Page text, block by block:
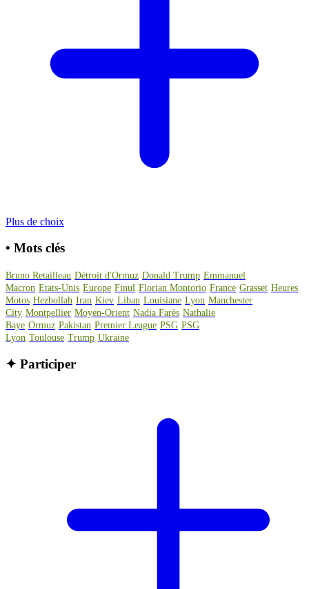
Plus de choix
• Mots clés
Bruno Retailleau Détroit d'Ormuz Donald Trump Emmanuel
Macron Etats-Unis Europe Finul Florian Montorio France Grasset Heures
Motos Hezbollah Iran Kiev Liban Louisiane Lyon Manchester
City Montpellier Moyen-Orient Nadia Farès Nathalie
Baye Ormuz Pakistan Premier League PSG PSG
Lyon Toulouse Trump Ukraine
✦ Participer